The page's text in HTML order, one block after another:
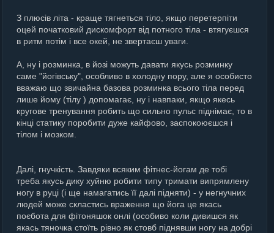
З плюсів літа - краще тягнеться тіло, якщо перетерпіти
оцей початковий дискомфорт від потного тіла - втягуєшся
в ритм потім і все окей, не звертаєш уваги.
А, ну і розминка, в йозі можуть давати якусь розминку
саме "йогівську", особливо в холодну пору, але я особисто
вважаю що звичайна базова розминка всього тіла перед
лише йому (тілу ) допомагає, ну і навпаки, якщо якесь
кругове тренування робить що сильно пульс піднімає, то в
кінці статику поробити дуже кайфово, заспокоюєшся і
тілом і мозком.
Далі, гнучкість. Завдяки всяким фітнес-йогам де тобі
треба якусь дику хуйню робити типу тримати випрямлену
ногу в руці (і ще намагатись її далі підняти) - у негнучних
людей може скластись враження що йога це якась
поєбота для фітоняшок онлі (особиво коли дивишся як
якась тяночка стоїть рівно як стовб піднявши ногу на добрі